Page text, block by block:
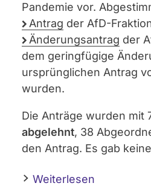
Pandemie vor.
Antrag der AfD-
Änderungsantrag der
dem geringfügige
ursprünglichen Antrag
wurden.
Die Anträge wurden mit
abgelehnt, 38
den Antrag. Es gab
Weiterlesen